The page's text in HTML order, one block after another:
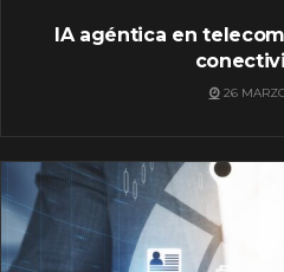
IA agéntica en
26